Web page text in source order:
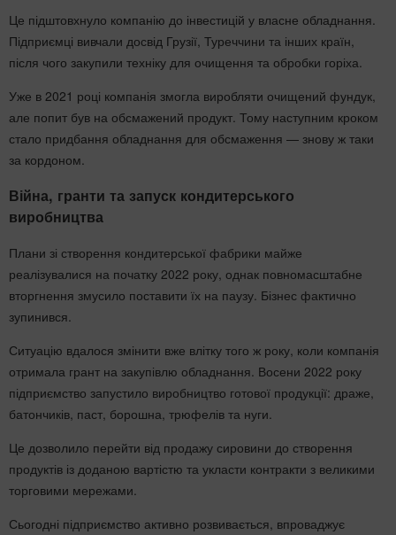
Це підштовхнуло компанію до інвестицій у власне обладнання.
Підприємці вивчали досвід Грузії, Туреччини та інших країн,
після чого закупили техніку для очищення та обробки горіха.
Уже в 2021 році компанія змогла виробляти очищений фундук,
але попит був на обсмажений продукт. Тому наступним кроком
стало придбання обладнання для обсмаження — знову ж таки
за кордоном.
Війна, гранти та запуск кондитерського
виробництва
Плани зі створення кондитерської фабрики майже
реалізувалися на початку 2022 року, однак повномасштабне
вторгнення змусило поставити їх на паузу. Бізнес фактично
зупинився.
Ситуацію вдалося змінити вже влітку того ж року, коли компанія
отримала грант на закупівлю обладнання. Восени 2022 року
підприємство запустило виробництво готової продукції: драже,
батончиків, паст, борошна, трюфелів та нуги.
Це дозволило перейти від продажу сировини до створення
продуктів із доданою вартістю та укласти контракти з великими
торговими мережами.
Сьогодні підприємство активно розвивається, впроваджує